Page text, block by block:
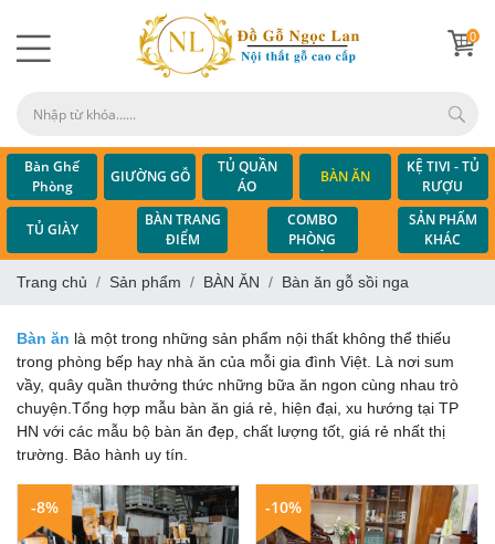
0
Bàn Ghế
Phòng
Khách
GIƯỜNG GỖ
TỦ QUẦN
ÁO
BÀN ĂN
KỆ TIVI - TỦ
RƯỢU
TỦ GIÀY
BÀN TRANG
ĐIỂM
COMBO
PHÒNG
NGỦ
SẢN PHẨM
KHÁC
Trang chủ Sản phẩm BÀN ĂN Bàn ăn gỗ sồi nga
Bàn ăn là một trong những sản phẩm nội thất không thể thiếu
trong phòng bếp hay nhà ăn của mỗi gia đình Việt. Là nơi sum
vầy, quây quần thưởng thức những bữa ăn ngon cùng nhau trò
chuyện.Tổng hợp mẫu bàn ăn giá rẻ, hiện đại, xu hướng tại TP
HN với các mẫu bộ bàn ăn đẹp, chất lượng tốt, giá rẻ nhất thị
trường. Bảo hành uy tín.
-8% -10%